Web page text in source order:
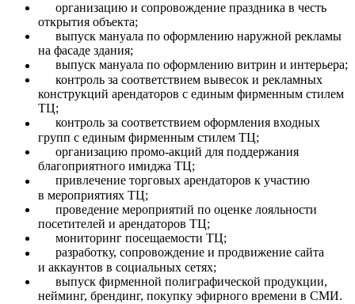
организацию и сопровождение праздника в честь
открытия объекта;
выпуск мануала по оформлению наружной рекламы
на фасаде здания;
выпуск мануала по оформлению витрин и интерьера;
контроль за соответствием вывесок и рекламных
конструкций арендаторов с единым фирменным стилем
ТЦ;
контроль за соответствием оформления входных
групп с единым фирменным стилем ТЦ;
организацию промо-акций для поддержания
благоприятного имиджа ТЦ;
привлечение торговых арендаторов к участию
в мероприятиях ТЦ;
проведение мероприятий по оценке лояльности
посетителей и арендаторов ТЦ;
мониторинг посещаемости ТЦ;
разработку, сопровождение и продвижение сайта
и аккаунтов в социальных сетях;
выпуск фирменной полиграфической продукции,
нейминг, брендинг, покупку эфирного времени в СМИ.